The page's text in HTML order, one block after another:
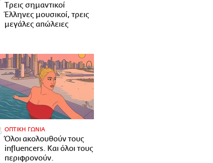
Tρεις σημαντικοί
Έλληνες μουσικοί, τρεις
μεγάλες απώλειες
ΟΠΤΙΚΗ ΓΩΝΙΑ
Όλοι ακολουθούν τους
influencers. Και όλοι τους
περιφρονούν.